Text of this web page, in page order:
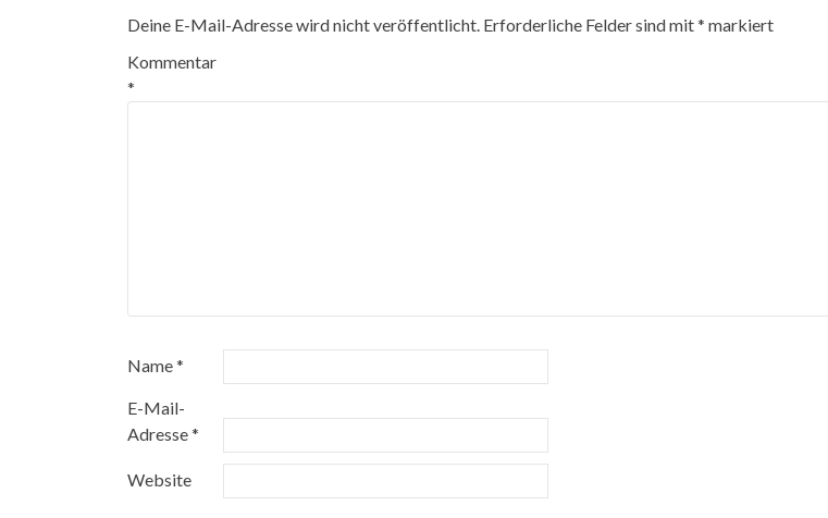
Deine E-Mail-Adresse wird nicht veröffentlicht. Erforderliche Felder sind mit* markiert
Kommentar
*
Name*
E-Mail-
Adresse*
Website